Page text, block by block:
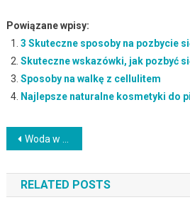
Powiązane wpisy:
3 Skuteczne sposoby na pozbycie
Skuteczne wskazówki, jak pozbyć
Sposoby na walkę z cellulitem
Najlepsze naturalne kosmetyki do
Nawigacja
wpisu
Woda w kosmetykach – klucz do skutecznej pielęgnacji skóry
RELATED POSTS